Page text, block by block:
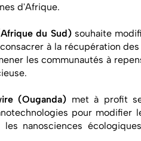
d'Afrique.
du Sud)souhaite
à la récupération
les communautés à
(Ouganda) met à profit
pour modifier
nanosciences